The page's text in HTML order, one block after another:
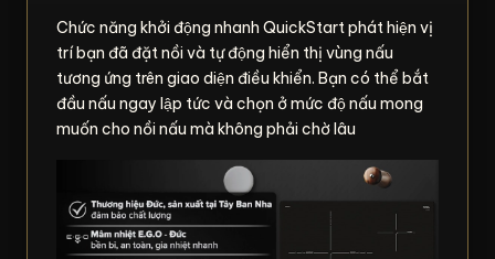
Chức năng khởi động nhanh QuickStart phát hiện vị
trí bạn đã đặt nồi và tự động hiển thị vùng nấu
tương ứng trên giao diện điều khiển. Bạn có thể bắt
đầu nấu ngay lập tức và chọn ở mức độ nấu mong
muốn cho nồi nấu mà không phải chờ lâu